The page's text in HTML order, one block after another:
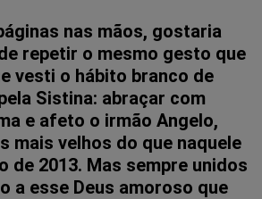
nas mãos, gostaria
repetir o mesmo gesto que
vesti o hábito branco de
Sistina: abraçar com
e afeto o irmão Angelo,
mais velhos do que naquele
de 2013. Mas sempre unidos
a esse Deus amoroso que